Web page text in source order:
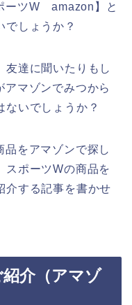
ーツW amazon】と
でしょうか？
友達に聞いたりもし
アマゾンでみつから
ないでしょうか？
品をアマゾンで探し
スポーツWの商品を
介する記事を書かせ
介（アマゾ